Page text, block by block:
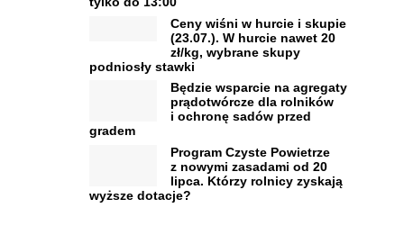
Ceny wiśni w hurcie i skupie
(23.07.). W hurcie nawet 20
zł/kg, wybrane skupy
podniosły stawki
Będzie wsparcie na agregaty
prądotwórcze dla rolników
i ochronę sadów przed
gradem
Program Czyste Powietrze
z nowymi zasadami od 20
lipca. Którzy rolnicy zyskają
wyższe dotacje?